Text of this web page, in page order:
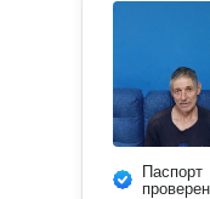
Паспорт
проверен